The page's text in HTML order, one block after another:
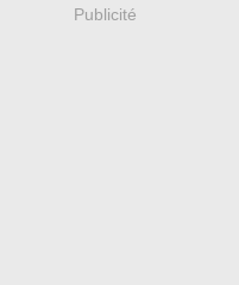
Publicité